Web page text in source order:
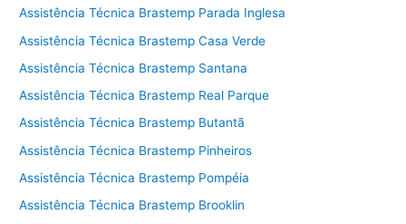
Assistência Técnica Brastemp Parada Inglesa
Assistência Técnica Brastemp Casa Verde
Assistência Técnica Brastemp Santana
Assistência Técnica Brastemp Real Parque
Assistência Técnica Brastemp Butantã
Assistência Técnica Brastemp Pinheiros
Assistência Técnica Brastemp Pompéia
Assistência Técnica Brastemp Brooklin